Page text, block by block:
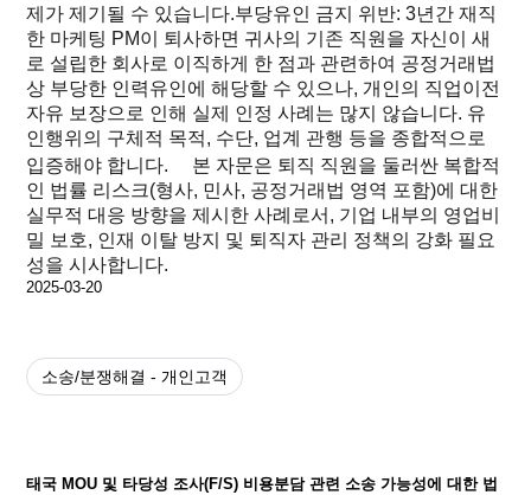
제가 제기될 수 있습니다.부당유인 금지 위반: 3년간 재직
한 마케팅 PM이 퇴사하면 귀사의 기존 직원을 자신이 새
로 설립한 회사로 이직하게 한 점과 관련하여 공정거래법
상 부당한 인력유인에 해당할 수 있으나, 개인의 직업이전
자유 보장으로 인해 실제 인정 사례는 많지 않습니다. 유
인행위의 구체적 목적, 수단, 업계 관행 등을 종합적으로
입증해야 합니다. 본 자문은 퇴직 직원을 둘러싼 복합적
인 법률 리스크(형사, 민사, 공정거래법 영역 포함)에 대한
실무적 대응 방향을 제시한 사례로서, 기업 내부의 영업비
밀 보호, 인재 이탈 방지 및 퇴직자 관리 정책의 강화 필요
성을 시사합니다.
2025-03-20
소송/분쟁해결 - 개인고객
태국 MOU 및 타당성 조사(F/S) 비용분담 관련 소송 가능성에 대한 법